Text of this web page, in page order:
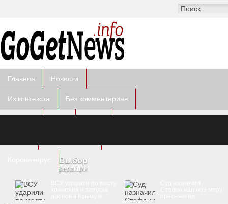
Главное Новости
Из контекста Без комментариев
Выбор
редакции